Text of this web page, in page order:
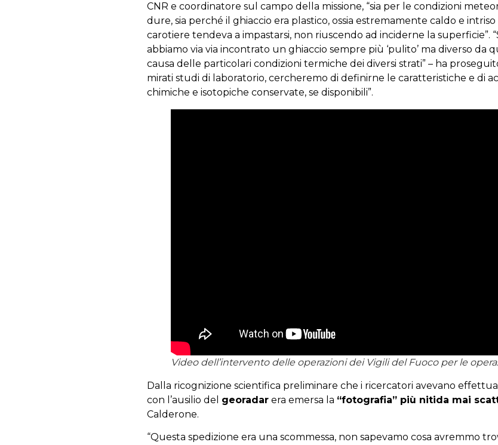
CNR e coordinatore sul campo della missione, “sia per le condizioni
dure, sia perché il ghiaccio era plastico, ossia estremamente caldo e intriso
carotiere tendeva a impastarsi, non riuscendo ad inciderne la superficie”.
abbiamo via via incontrato un ghiaccio sempre più ‘pulito’ ma diverso da
causa delle particolari condizioni termiche dei diversi strati” – ha
mirati studi di laboratorio, cercheremo di definirne le caratteristiche e di
chimiche e isotopiche conservate, se disponibili”.
Video dell’intervento delle operazioni dei Vigili del Fuoco per le
Dalla ricognizione scientifica preliminare che i ricercatori avevano
con l’ausilio del georadar era emersa la “fotografia” più nitida mai
Calderone.
“Questa spedizione era una scommessa, non sapevamo cosa avremmo